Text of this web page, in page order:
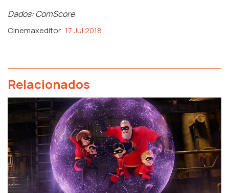
Dados: ComScore
Cinemaxeditor 17 Jul 2018
Relacionados